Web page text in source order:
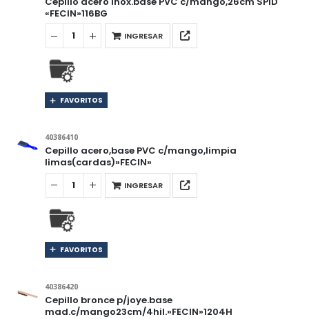
«FECIN»116BG
INGRESAR
FAVORITOS
40386410
Cepillo acero,base PVC c/mango,limpia
limas(cardas)»FECIN»
INGRESAR
FAVORITOS
40386420
Cepillo bronce p/joye.base
mad.c/mango23cm/4hil.»FECIN»1204H